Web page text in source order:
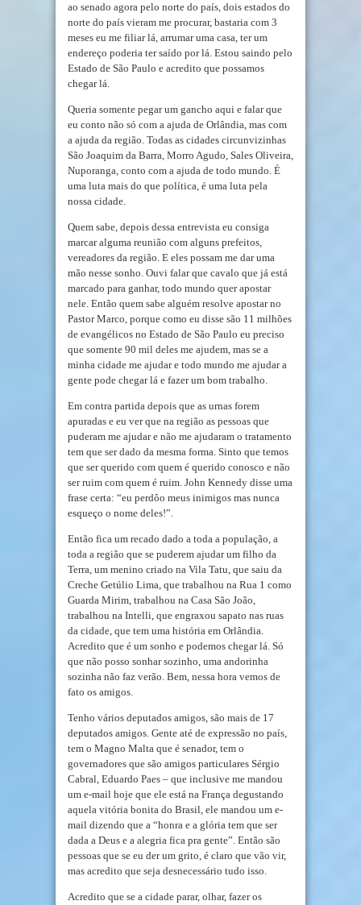
ao senado agora pelo norte do país, dois estados do
norte do país vieram me procurar, bastaria com 3
meses eu me filiar lá, arrumar uma casa, ter um
endereço poderia ter saído por lá. Estou saindo pelo
Estado de São Paulo e acredito que possamos
chegar lá.
Queria somente pegar um gancho aqui e falar que
eu conto não só com a ajuda de Orlândia, mas com
a ajuda da região. Todas as cidades circunvizinhas
São Joaquim da Barra, Morro Agudo, Sales Oliveira,
Nuporanga, conto com a ajuda de todo mundo. É
uma luta mais do que política, é uma luta pela
nossa cidade.
Quem sabe, depois dessa entrevista eu consiga
marcar alguma reunião com alguns prefeitos,
vereadores da região. E eles possam me dar uma
mão nesse sonho. Ouvi falar que cavalo que já está
marcado para ganhar, todo mundo quer apostar
nele. Então quem sabe alguém resolve apostar no
Pastor Marco, porque como eu disse são 11 milhões
de evangélicos no Estado de São Paulo eu preciso
que somente 90 mil deles me ajudem, mas se a
minha cidade me ajudar e todo mundo me ajudar a
gente pode chegar lá e fazer um bom trabalho.
Em contra partida depois que as urnas forem
apuradas e eu ver que na região as pessoas que
puderam me ajudar e não me ajudaram o tratamento
tem que ser dado da mesma forma. Sinto que temos
que ser querido com quem é querido conosco e não
ser ruim com quem é ruim. John Kennedy disse uma
frase certa: “eu perdôo meus inimigos mas nunca
esqueço o nome deles!”.
Então fica um recado dado a toda a população, a
toda a região que se puderem ajudar um filho da
Terra, um menino criado na Vila Tatu, que saiu da
Creche Getúlio Lima, que trabalhou na Rua 1 como
Guarda Mirim, trabalhou na Casa São João,
trabalhou na Intelli, que engraxou sapato nas ruas
da cidade, que tem uma história em Orlândia.
Acredito que é um sonho e podemos chegar lá. Só
que não posso sonhar sozinho, uma andorinha
sozinha não faz verão. Bem, nessa hora vemos de
fato os amigos.
Tenho vários deputados amigos, são mais de 17
deputados amigos. Gente até de expressão no país,
tem o Magno Malta que é senador, tem o
governadores que são amigos particulares Sérgio
Cabral, Eduardo Paes – que inclusive me mandou
um e-mail hoje que ele está na França degustando
aquela vitória bonita do Brasil, ele mandou um e-
mail dizendo que a “honra e a glória tem que ser
dada a Deus e a alegria fica pra gente”. Então são
pessoas que se eu der um grito, é claro que vão vir,
mas acredito que seja desnecessário tudo isso.
Acredito que se a cidade parar, olhar, fazer os